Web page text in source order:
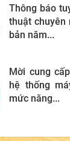
Thông báo
thuật chuyên
bản năm...
Mời cung
hệ thống
mức năng...